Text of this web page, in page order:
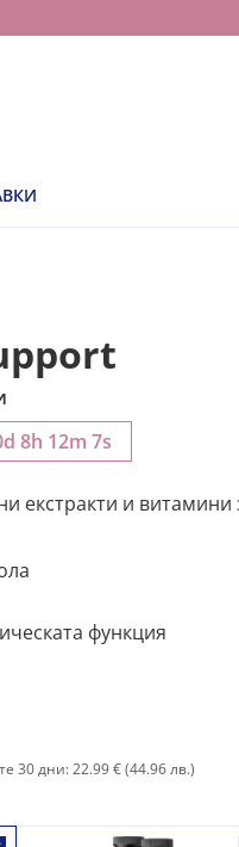
8h 12m 6s
екстракти и витамини
функция
30 дни: 22.99 €(44.96 лв.)